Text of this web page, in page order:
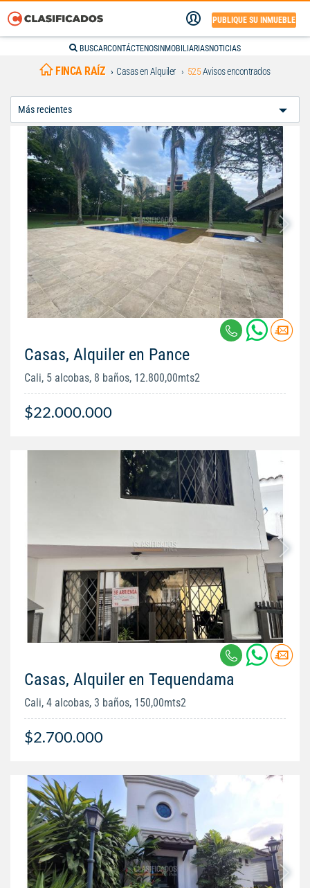
PUBLIQUE SU INMUEBLE
BUSCARCONTÁCTENOS INMOBILIARIASNOTICIAS
FINCA RAÍZ Casas en Alquiler 525Avisos encontrados
Casas, Alquiler en Pance
Cali, 5 alcobas, 8 baños, 12.800,00mts2
$22.000.000
Casas, Alquiler en Tequendama
Cali, 4 alcobas, 3 baños, 150,00mts2
$2.700.000